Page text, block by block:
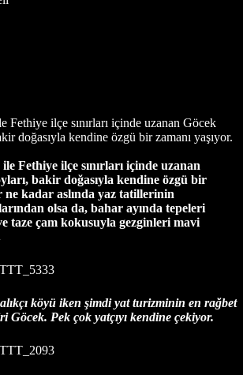
Fethiye ilçe sınırları içinde uzanan Göcek
doğasıyla kendine özgü bir zamanı yaşıyor.
Fethiye ilçe sınırları içinde uzanan
bakir doğasıyla kendine özgü bir
ne kadar aslında yaz tatillerinin
olsa da, bahar ayında tepeleri
taze çam kokusuyla gezginleri mavi
köyü iken şimdi yat turizminin en rağbet
Göcek. Pek çok yatçıyı kendine çekiyor.